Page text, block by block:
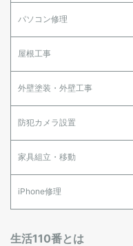
パソコン修理
屋根工事
外壁塗装・外壁工事
防犯カメラ設置
家具組立・移動
iPhone修理
生活110番とは